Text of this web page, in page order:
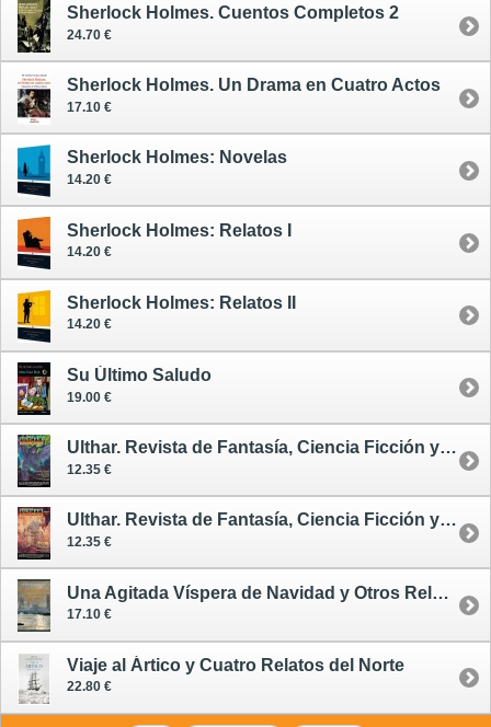
Sherlock Holmes. Cuentos Completos 2
24.70 €
Sherlock Holmes. Un Drama en Cuatro Actos
17.10 €
Sherlock Holmes: Novelas
14.20 €
Sherlock Holmes: Relatos I
14.20 €
Sherlock Holmes: Relatos II
14.20 €
Su Último Saludo
19.00 €
Ulthar. Revista de Fantasía, Ciencia Ficción y Terror 10
12.35 €
Ulthar. Revista de Fantasía, Ciencia Ficción y Terror 7
12.35 €
Una Agitada Víspera de Navidad y Otros Relatos
17.10 €
Viaje al Ártico y Cuatro Relatos del Norte
22.80 €